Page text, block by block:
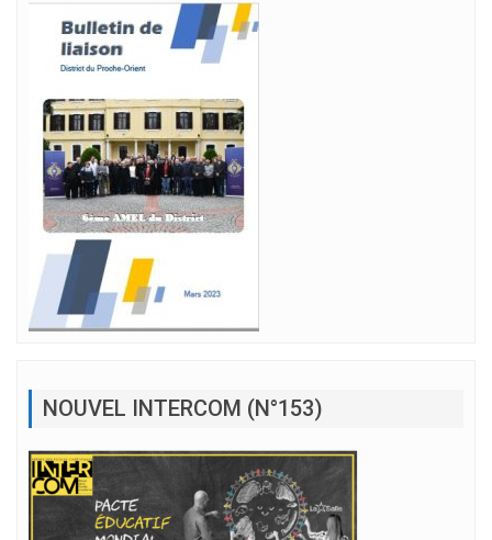
NOUVEL INTERCOM (N°153)